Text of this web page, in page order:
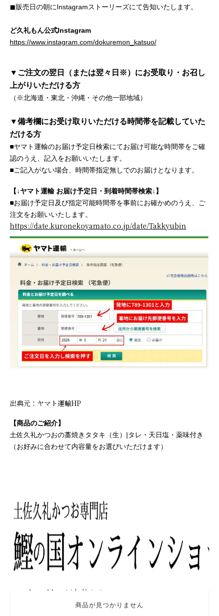
◼販売日の朝にInstagramストーリーズにて告知いたします。
ど久礼もん公式Instagram
https://www.instagram.com/dokuremon_katsuo/
▼ご注文の翌日（または翌々日※）にお受取り・お召し
上がりいただける方
（※北海道・東北・沖縄・その他一部地域）
▼備考欄にお受け取りいただける時間帯を記載していた
だける方
■ヤマト運輸のお届け予定日検索にてお届け可能な時間帯をご確
認のうえ、記入をお願いいたします。
■ご記入がない場合、時間帯指定無しでのお届けとなります。
【↓ヤマト運輸 お届け予定日・到着時間帯検索↓】
■お届け予定日及び指定可能時間帯を事前にお確かめのうえ、ご
注文をお願いいたします。
https://date.kuronekoyamato.co.jp/date/Takkyubin
出典元：ヤマト運輸HP
【商品のご紹介】
土佐久礼かつおの藁焼きタタキ（生）|タレ・天日塩・薬味付き
（お好みに合わせて内容量をお選びいただけます）